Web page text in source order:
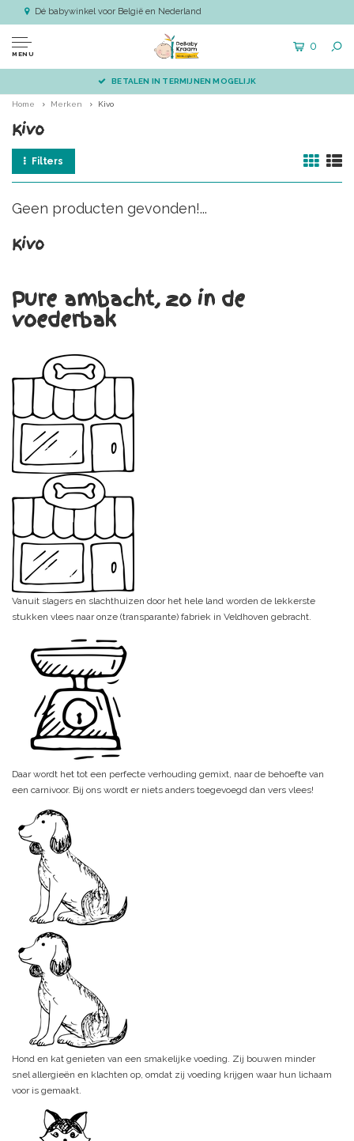
Dé babywinkel voor België en Nederland
MENU
0
BETALEN IN TERMIJNEN MOGELIJK
Home Merken Kivo
Kivo
Filters
Geen producten gevonden!...
Kivo
Pure ambacht, zo in de
voederbak
Vanuit slagers en slachthuizen door het hele land worden de lekkerste
stukken vlees naar onze (transparante) fabriek in Veldhoven gebracht.
Daar wordt het tot een perfecte verhouding gemixt, naar de behoefte van
een carnivoor. Bij ons wordt er niets anders toegevoegd dan vers vlees!
Hond en kat genieten van een smakelijke voeding. Zij bouwen minder
snel allergieën en klachten op, omdat zij voeding krijgen waar hun lichaam
voor is gemaakt.